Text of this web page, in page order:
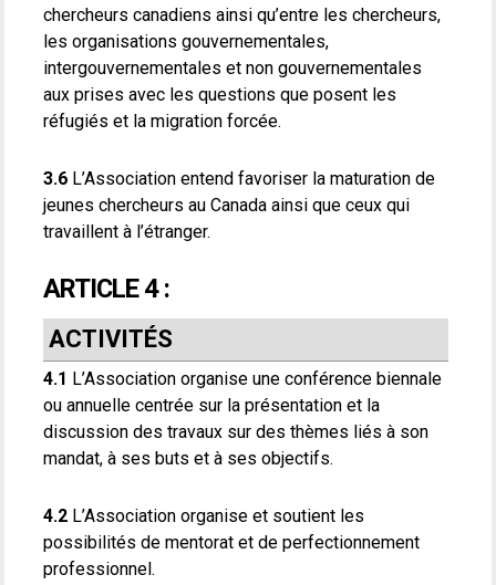
chercheurs canadiens ainsi qu’entre les chercheurs,
les organisations gouvernementales,
intergouvernementales et non gouvernementales
aux prises avec les questions que posent les
réfugiés et la migration forcée.
3.6 L’Association entend favoriser la maturation de
jeunes chercheurs au Canada ainsi que ceux qui
travaillent à l’étranger.
ARTICLE 4 :
ACTIVITÉS
4.1 L’Association organise une conférence biennale
ou annuelle centrée sur la présentation et la
discussion des travaux sur des thèmes liés à son
mandat, à ses buts et à ses objectifs.
4.2 L’Association organise et soutient les
possibilités de mentorat et de perfectionnement
professionnel.